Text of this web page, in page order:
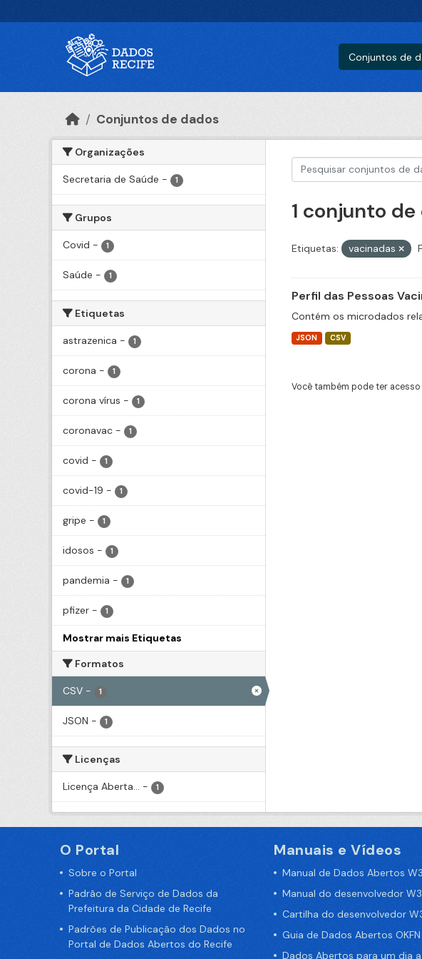
Conjuntos de
Conjuntos de dados
Organizações
Secretaria de Saúde - 1
Grupos
Covid - 1
Saúde - 1
Etiquetas
astrazenica - 1
corona - 1
corona vírus - 1
coronavac - 1
covid - 1
covid-19 - 1
gripe - 1
idosos - 1
pandemia - 1
pfizer - 1
Mostrar mais Etiquetas
Formatos
CSV - 1
JSON - 1
Licenças
Licença Aberta... - 1
1 conjunto
Etiquetas: vacinadas
Perfil das Pessoas
Contém os microdados
JSON CSV
Você também pode ter
O Portal
Sobre o Portal
Padrão de Serviço de Dados da
Prefeitura da Cidade de Recife
Padrões de Publicação dos Dados no
Portal de Dados Abertos do Recife
Manuais e Vídeos
Manual de Dados Abertos
Manual do desenvolvedor
Cartilha do desenvolvedor
Guia de Dados Abertos OKFN
Dados Abertos para um dia